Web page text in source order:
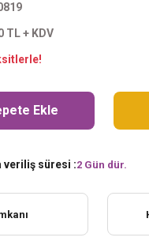
TL + KDV
Ekle
veriliş süresi :2 Gün dür.